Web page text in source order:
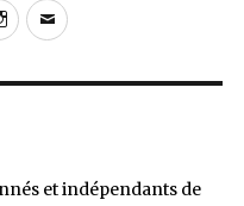
Instagram
E-
et indépendants de